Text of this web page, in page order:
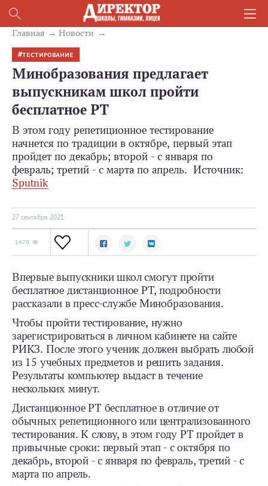
Главная Новости
ТЕСТИРОВАНИЕ
Минобразования предлагает
выпускникам школ пройти
бесплатное РТ
В этом году репетиционное тестирование
начнется по традиции в октябре, первый этап
пройдет по декабрь; второй - с января по
февраль; третий - с марта по апрель. Источник:
Sputnik
27 сентября 2021
1470
Впервые выпускники школ смогут пройти
бесплатное дистанционное РТ, подробности
рассказали в пресс-службе Минобразования.
Чтобы пройти тестирование, нужно
зарегистрироваться в личном кабинете на сайте
РИКЗ. После этого ученик должен выбрать любой
из 15 учебных предметов и решить задания.
Результаты компьютер выдаст в течение
нескольких минут.
Дистанционное РТ бесплатное в отличие от
обычных репетиционного или централизованного
тестирования. К слову, в этом году РТ пройдет в
привычные сроки: первый этап - с октября по
декабрь, второй - с января по февраль, третий - с
марта по апрель.